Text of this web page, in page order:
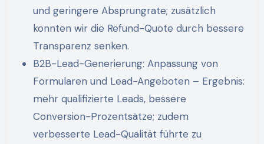
und geringere Absprungrate; zusätzlich
konnten wir die Refund-Quote durch bessere
Transparenz senken.
B2B-Lead-Generierung: Anpassung von
Formularen und Lead-Angeboten – Ergebnis:
mehr qualifizierte Leads, bessere
Conversion-Prozentsätze; zudem
verbesserte Lead-Qualität führte zu